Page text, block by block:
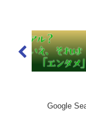
Google